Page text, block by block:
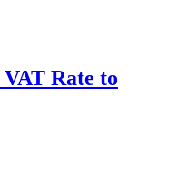
Rate to